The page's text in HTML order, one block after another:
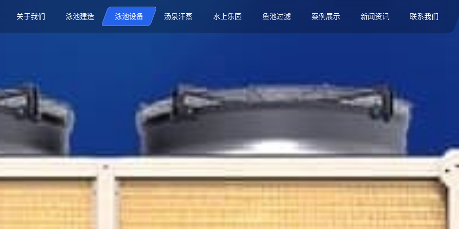
关于我们 泳池建造 泳池设备 汤泉汗蒸 水上乐园 鱼池过滤 案例展示 新闻资讯 联系我们